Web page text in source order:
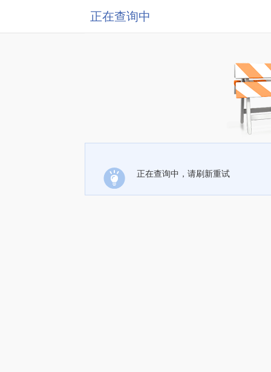
正在查询中
正在查询中，请刷新重试